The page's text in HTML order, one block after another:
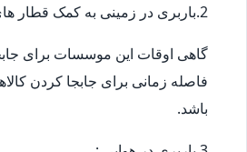
2.باربری در زمینی به کمک قطار های باربری در :
گاهی اوقات این موسسات برای
فاصله زمانی برای جابجا کردن
باشد.